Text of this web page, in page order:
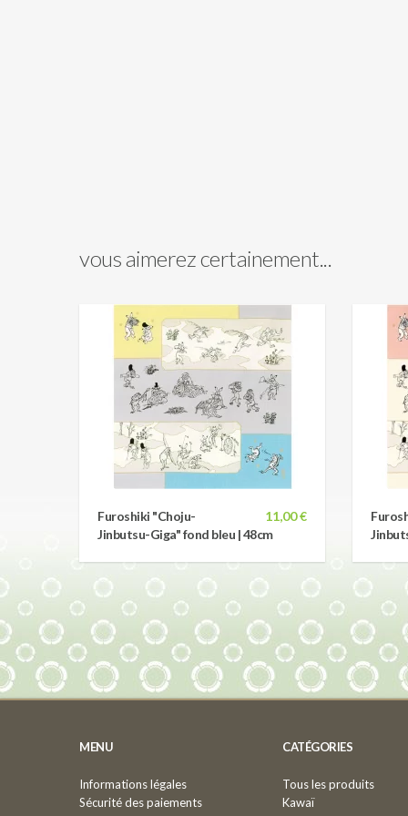
vous aimerez certainement...
11,00 €
Furoshiki "Choju-
Jinbutsu-Giga" fond bleu | 48cm
MENU
Informations légales
Sécurité des paiements
CATÉGORIES
Tous les produits
Kawaï